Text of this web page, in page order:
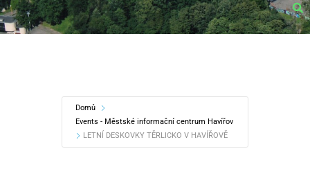
Domů
Events - Městské informační centrum Havířov
LETNÍ DESKOVKY TĚRLICKO V HAVÍŘOVĚ